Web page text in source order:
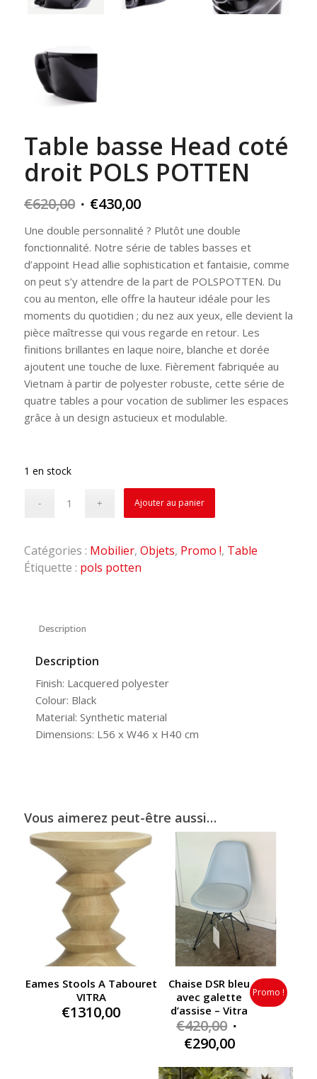
Table basse Head coté
droit POLS POTTEN
€620,00 Original
was:
€620,00.
€430,00Current
is:
€430,00.
Une double personnalité ? Plutôt une double
fonctionnalité. Notre série de tables basses et
d’appoint Head allie sophistication et fantaisie, comme
on peut s’y attendre de la part de POLSPOTTEN. Du
cou au menton, elle offre la hauteur idéale pour les
moments du quotidien ; du nez aux yeux, elle devient la
pièce maîtresse qui vous regarde en retour. Les
finitions brillantes en laque noire, blanche et dorée
ajoutent une touche de luxe. Fièrement fabriquée au
Vietnam à partir de polyester robuste, cette série de
quatre tables a pour vocation de sublimer les espaces
grâce à un design astucieux et modulable.
1 en stock
Ajouter au panier
Catégories : Mobilier, Objets, Promo !, Table
Étiquette : pols potten
Description
Description
Finish: Lacquered polyester
Colour: Black
Material: Synthetic material
Dimensions: L56 x W46 x H40 cm
Vous aimerez peut-être aussi…
Eames Stools A Tabouret
VITRA
€1310,00
Chaise DSR bleu
avec galette
d’assise – Vitra
€420,00 Original
price
€290,00Current
Promo !